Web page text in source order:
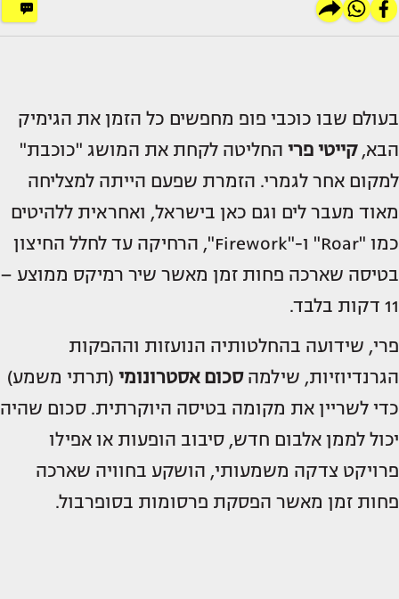
בעולם שבו כוכבי פופ מחפשים כל הזמן את הגימיק
הבא, קייטי פרי החליטה לקחת את המושג "כוכבת"
למקום אחר לגמרי. הזמרת שפעם הייתה למצליחה
מאוד מעבר לים וגם כאן בישראל, ואחראית ללהיטים
כמו "Roar" ו-"Firework", הרחיקה עד לחלל החיצון
בטיסה שארכה פחות זמן מאשר שיר רמיקס ממוצע –
11 דקות בלבד.
פרי, שידועה בהחלטותיה הנועזות וההפקות
הגרנדיוזיות, שילמהסכום אסטרונומי (תרתי משמע)
כדי לשריין את מקומה בטיסה היוקרתית. סכום שהיה
יכול לממן אלבום חדש, סיבוב הופעות או אפילו
פרויקט צדקה משמעותי, הושקע בחוויה שארכה
פחות זמן מאשר הפסקת פרסומות בסופרבול.